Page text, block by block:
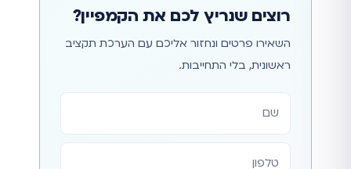
רוצים שנריץ לכם את הקמפיין?
השאירו פרטים ונחזור אליכם עם הערכת תקציב
ראשונית, בלי התחייבות.
אתר